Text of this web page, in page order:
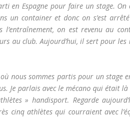
en Espagne pour faire un stage.
un container et donc on s’est
l’entraînement, on est revenu au
au club. Aujourd’hui, il sert pour
nous sommes partis pour un stage
Je parlais avec le mécano qui était
» handisport. Regarde
cinq athlètes qui courraient avec